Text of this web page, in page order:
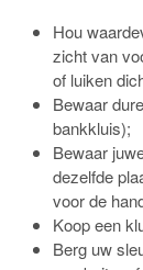
Hou
zicht van
of luiken
Bewaar
bankkluis);
Bewaar
dezelfde
voor de
Koop een
Berg uw